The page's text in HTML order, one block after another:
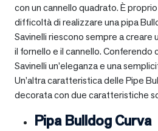
con un cannello quadrato. È
difficoltà di realizzare una pipa
Savinelli riescono sempre a creare
il fornello e il cannello. Conferendo
Savinelli un’eleganza e una
Un’altra caratteristica delle Pipe
decorata con due caratteristiche
Pipa Bulldog Curva